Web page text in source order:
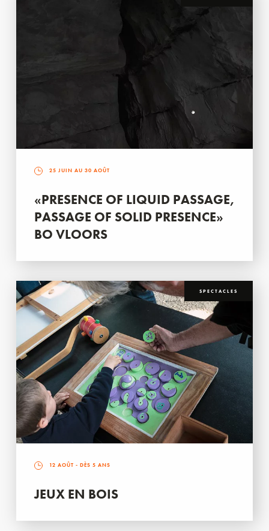
25 JUIN AU 30 AOÛT
«PRESENCE OF LIQUID PASSAGE,
PASSAGE OF SOLID PRESENCE»
BO VLOORS
SPECTACLES
12 AOÛT - DÈS 5 ANS
JEUX EN BOIS